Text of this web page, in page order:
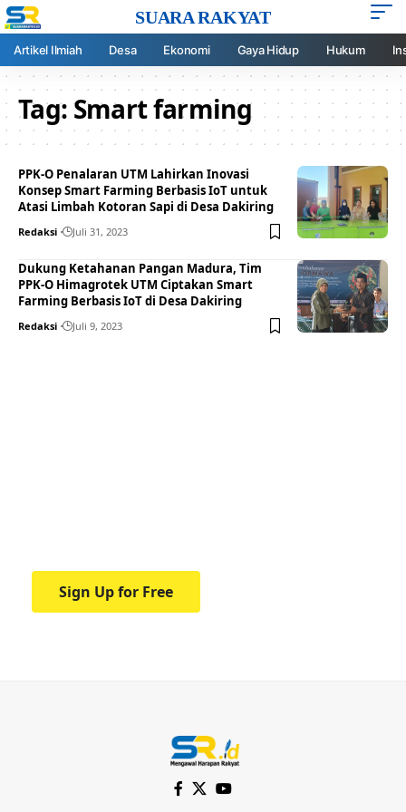
SUARA RAKYAT
Artikel Ilmiah Desa Ekonomi Gaya Hidup Hukum
Tag:Smart farming
PPK-O Penalaran UTM Lahirkan Inovasi
Konsep Smart Farming Berbasis IoT untuk
Atasi Limbah Kotoran Sapi di Desa Dakiring
Redaksi Juli 31, 2023
Dukung Ketahanan Pangan Madura, Tim
PPK-O Himagrotek UTM Ciptakan Smart
Farming Berbasis IoT di Desa Dakiring
Redaksi Juli 9, 2023
Sign Up for Free